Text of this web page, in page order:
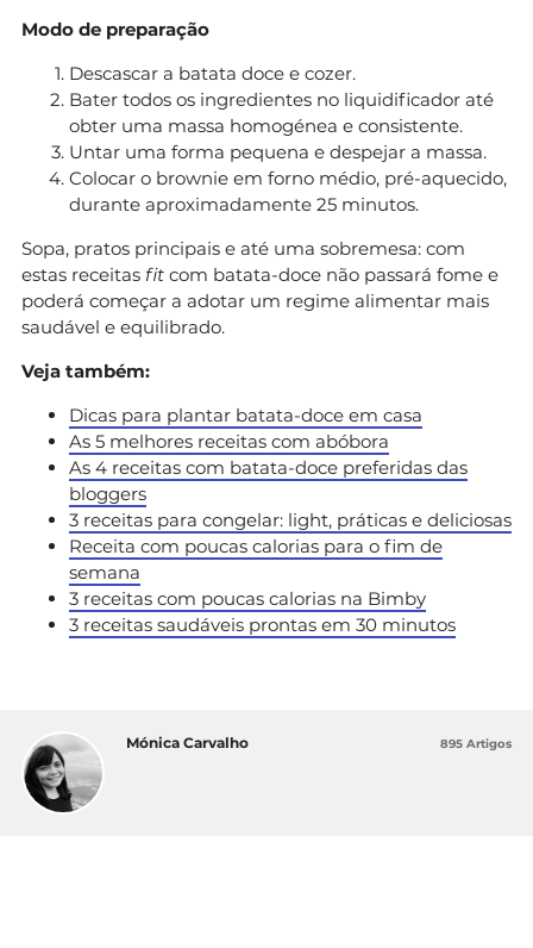
Modo de preparação
Descascar a batata doce e cozer.
Bater todos os ingredientes no liquidificador até
obter uma massa homogénea e consistente.
Untar uma forma pequena e despejar a massa.
Colocar o brownie em forno médio, pré-aquecido,
durante aproximadamente 25 minutos.
Sopa, pratos principais e até uma sobremesa: com
estas receitas fit com batata-doce não passará fome e
poderá começar a adotar um regime alimentar mais
saudável e equilibrado.
Veja também:
Dicas para plantar batata-doce em casa
As 5 melhores receitas com abóbora
As 4 receitas com batata-doce preferidas das
bloggers
3 receitas para congelar: light, práticas e deliciosas
Receita com poucas calorias para o fim de
semana
3 receitas com poucas calorias na Bimby
3 receitas saudáveis prontas em 30 minutos
Mónica Carvalho 895 Artigos